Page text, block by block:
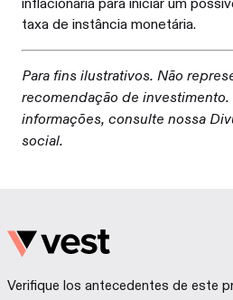
inflacionária para iniciar um
taxa de instância monetária.
Para fins ilustrativos. Não
recomendação de investimento.
informações, consulte nossa
social.
Verifique los antecedentes de este